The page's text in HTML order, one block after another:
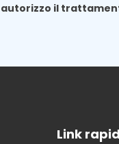
autorizzo il
Link